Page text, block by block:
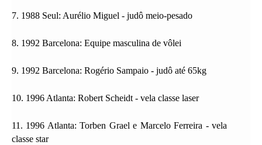
7. 1988 Seul: Aurélio Miguel - judô meio-pesado
8. 1992 Barcelona: Equipe masculina de vôlei
9. 1992 Barcelona: Rogério Sampaio - judô até 65kg
10. 1996 Atlanta: Robert Scheidt - vela classe laser
11. 1996 Atlanta: Torben Grael e Marcelo Ferreira - vela
classe star